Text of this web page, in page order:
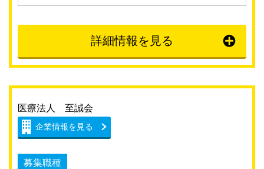
詳細情報を見る
企業情報を見る
医療法人 至誠会
募集職種